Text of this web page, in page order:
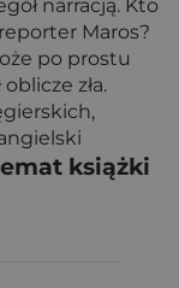
narracją. Kto
Maros?
po prostu
zła.
książki